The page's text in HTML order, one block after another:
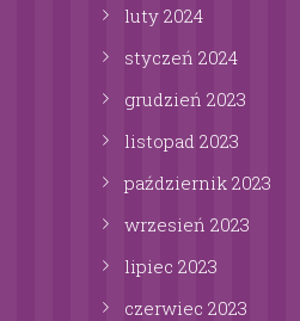
luty 2024
styczeń 2024
grudzień 2023
listopad 2023
październik 2023
wrzesień 2023
lipiec 2023
czerwiec 2023